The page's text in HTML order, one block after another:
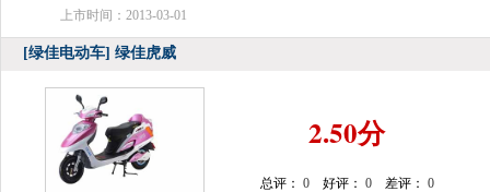
上市时间：2013-03-01
[绿佳电动车] 绿佳虎威
2.50分
总评： 0 好评： 0 差评： 0